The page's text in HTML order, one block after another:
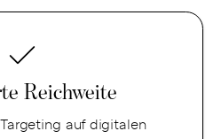
Reichweite
auf digitalen
Erweiterte